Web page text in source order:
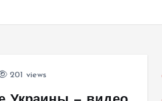
201 views